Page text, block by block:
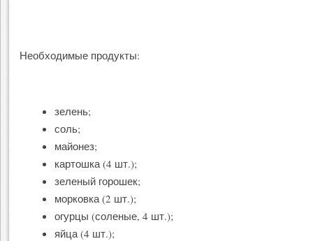
Необходимые продукты:
зелень;
соль;
майонез;
картошка (4 шт.);
зеленый горошек;
морковка (2 шт.);
огурцы (соленые, 4 шт.);
яйца (4 шт.);